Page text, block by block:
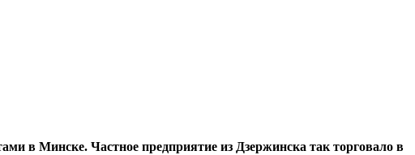
в Минске. Частное предприятие из Дзержинска так торговало в